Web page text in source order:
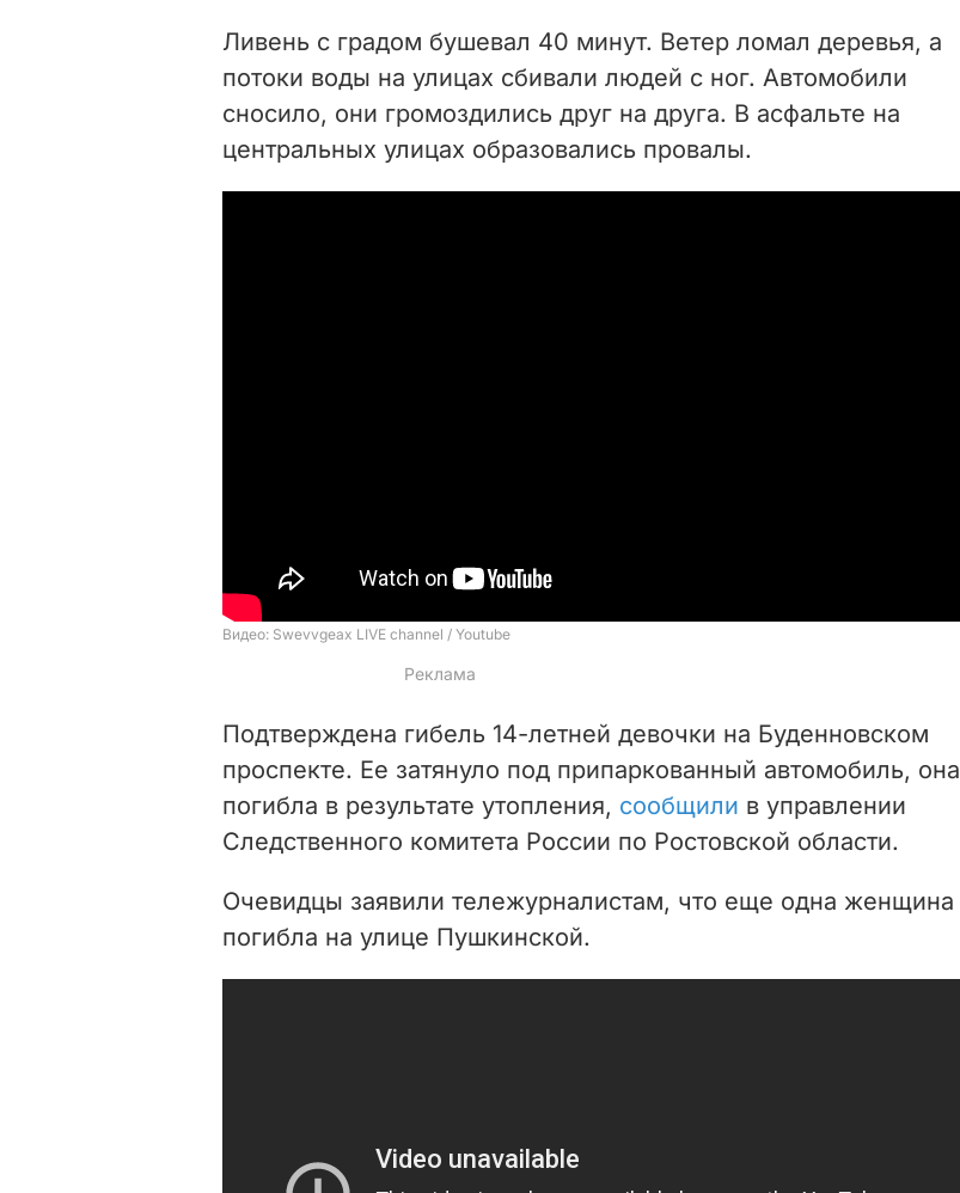
i
d
Ливень с градом бушевал 40 минут. Ветер ломал деревья, а
потоки воды на улицах сбивали людей с ног. Автомобили
сносило, они громоздились друг на друга. В асфальте на
центральных улицах образовались провалы.
Подтверждена гибель 14-летней девочки на Буденновском
проспекте. Ее затянуло под припаркованный автомобиль, она
погибла в результате утопления, сообщили в управлении
Следственного комитета России по Ростовской области.
Очевидцы заявили тележурналистам, что еще одна женщина
погибла на улице Пушкинской.